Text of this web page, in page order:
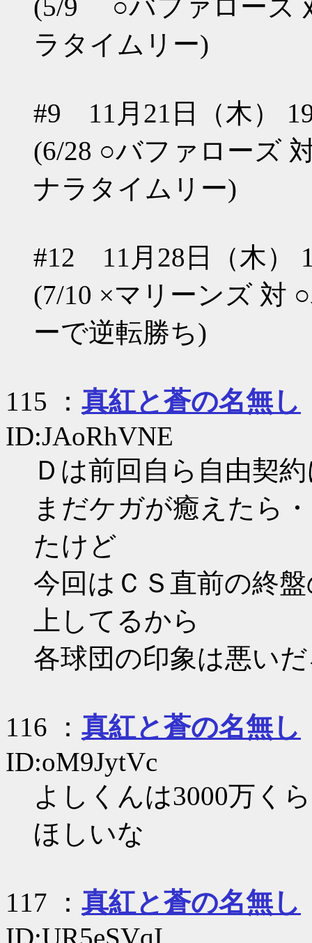
(5/9 ○バファローズ
ラタイムリー)
#9 11月21日（木）
(6/28 ○バファローズ
ナラタイムリー)
#12 11月28日（木）
(7/10 ×マリーンズ 対
ーで逆転勝ち)
115 ： 真紅と蒼の名無し
ID:JAoRhVNE
Ｄは前回自ら自由契
まだケガが癒えたら
たけど
今回はＣＳ直前の終
上してるから
各球団の印象は悪い
116 ： 真紅と蒼の名無し
ID:oM9JytVc
よしくんは3000万く
ほしいな
117 ： 真紅と蒼の名無し